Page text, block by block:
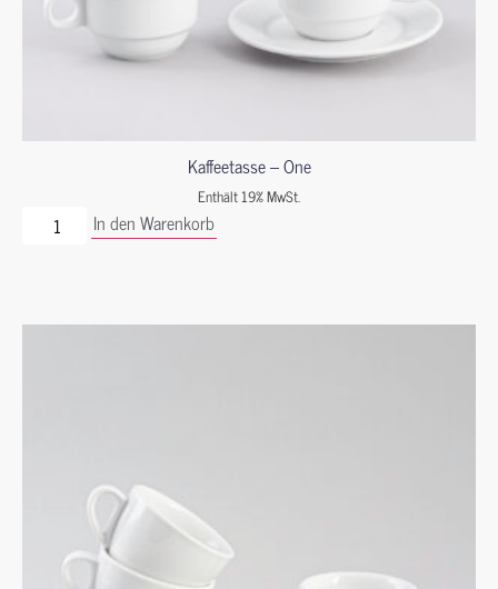
Kaffeetasse – One
Enthält 19% MwSt.
In den Warenkorb